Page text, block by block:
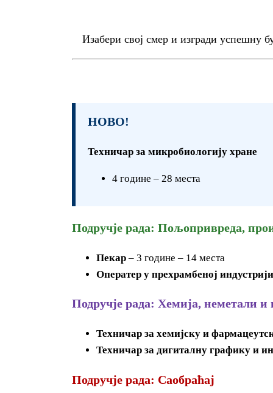
Изабери свој смер и изгради успешну
НОВО!
Техничар за микробиологију хране
4 године – 28 места
Подручје рада: Пољопривреда,
Пекар – 3 године – 14 места
Оператер у прехрамбеној индустрији
Подручје рада: Хемија, неметали и
Техничар за хемијску и
Техничар за дигиталну графику и
Подручје рада: Саобраћај